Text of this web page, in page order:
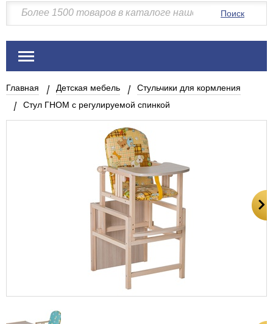
Поиск
Главная Детская мебель
Стульчики для кормления
Стул ГНОМ с регулируемой спинкой